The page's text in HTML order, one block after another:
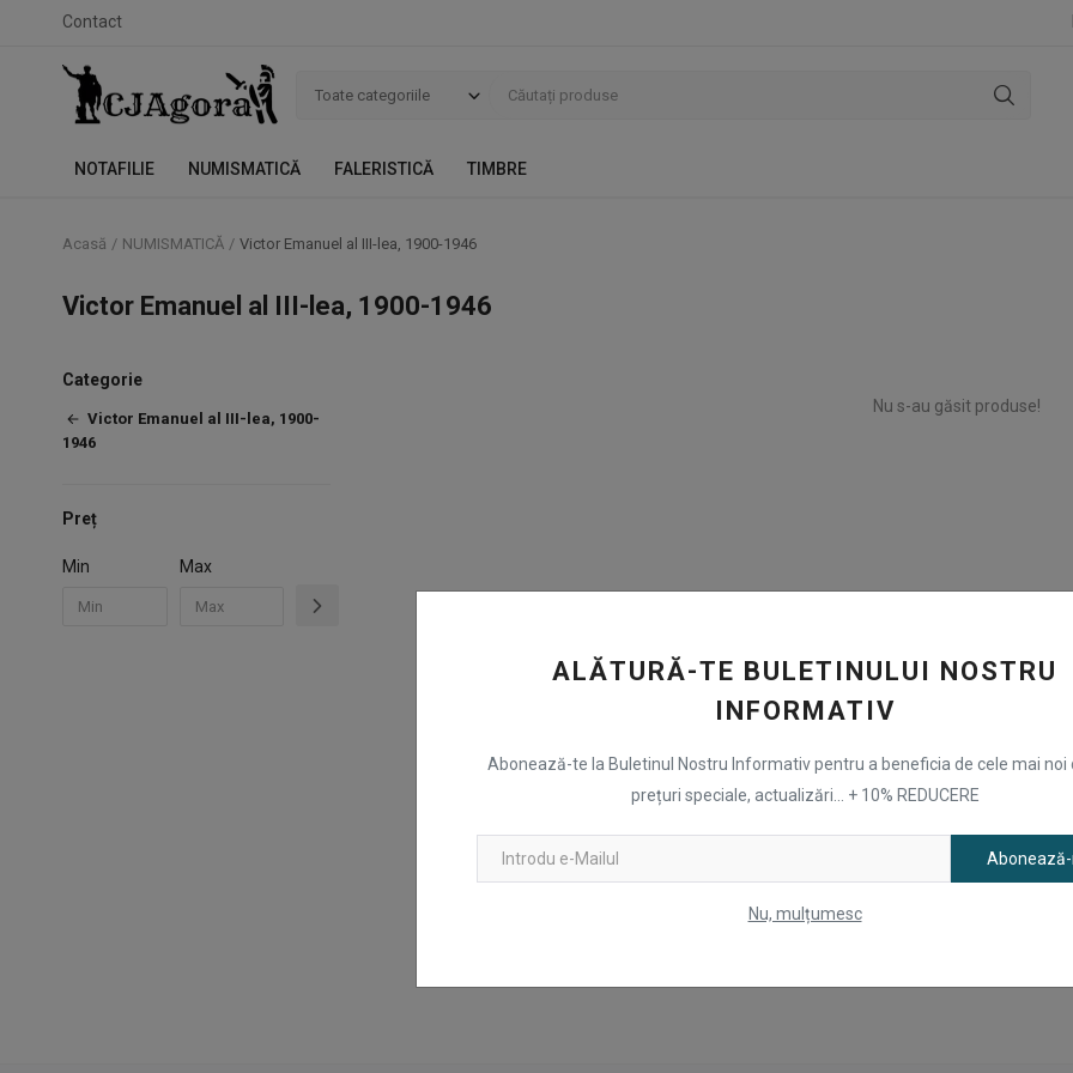
Contact
Toate categoriile
NOTAFILIE NUMISMATICĂ FALERISTICĂ TIMBRE
ALĂTURĂ-TE BULETINULUI NOSTRU
INFORMATIV
Abonează-te la Buletinul Nostru Informativ pentru a beneficia de cele mai noi
prețuri speciale, actualizări... + 10% REDUCERE
Nu, mulțumesc
Acasă NUMISMATICĂ Victor Emanuel al III-lea, 1900-1946
Victor Emanuel al III-lea, 1900-1946
Categorie
Victor Emanuel al III-lea, 1900-
1946
Preț
Min Max
Nu s-au găsit produse!